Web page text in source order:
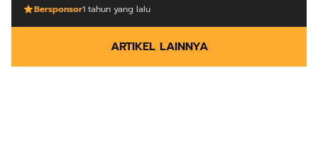
Bersponsor1 tahun yang lalu
ARTIKEL LAINNYA